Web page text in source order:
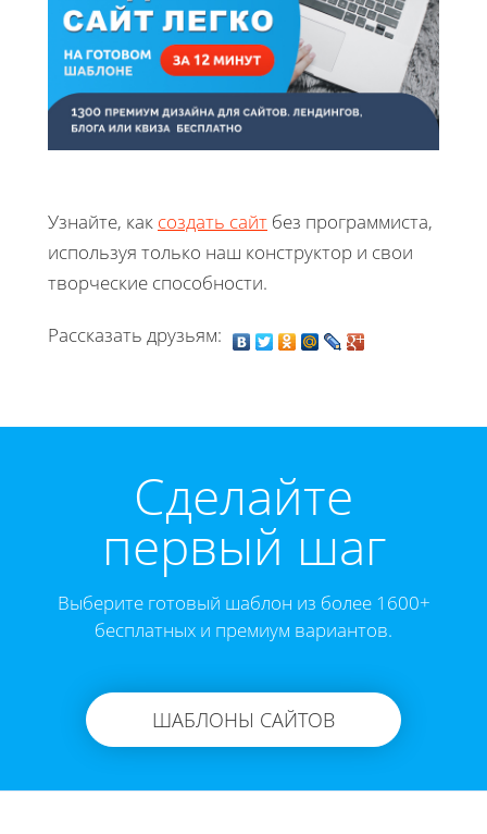
Узнайте, как создать сайт без программиста,
используя только наш конструктор и свои
творческие способности.
Рассказать друзьям:
Cделайте
первый шаг
Выберите готовый шаблон из более 1600+
бесплатных и премиум вариантов.
ШАБЛОНЫ САЙТОВ